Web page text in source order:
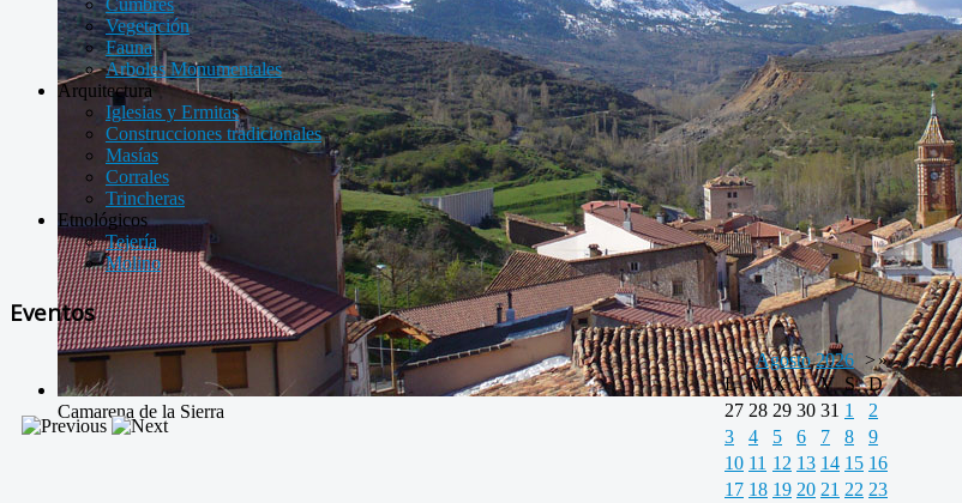
Camarena de la Sierra
Cumbres
Vegetación
Fauna
Arboles Monumentales
Arquitectura
Iglesias y Ermitas
Construcciones tradicionales
Masías
Corrales
Trincheras
Etnológicos
Tejería
Molino
Eventos
«< Agosto 2026 >»
L M X J V S
D
27 28 29 30 31 1
2
3
4 5 6 7 8
9
10 11 12 13 14 15 16
17 18 19 20 21 22 23